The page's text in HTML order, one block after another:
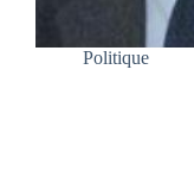
Politique